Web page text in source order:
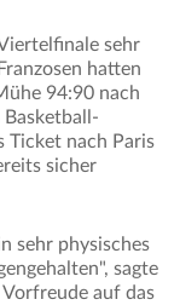
sehr
hatten
94:90 nach
Basketball-
Ticket nach Paris
sicher
sehr physisches
sagte
auf das